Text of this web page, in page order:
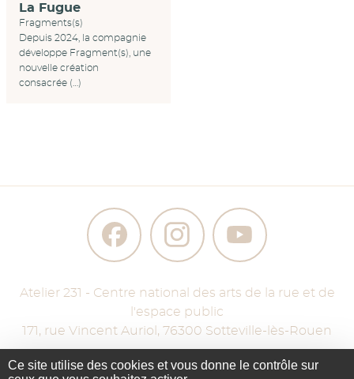
Ce site utilise des cookies et vous donne le contrôle sur
La Fugue
Fragments(s)
Depuis 2024, la compagnie
développe Fragment(s), une
nouvelle création
consacrée (…)
Atelier 231 - Centre national des arts de la rue et de
l'espace public
171, rue Vincent Auriol , 76300 Sotteville-lès-Rouen